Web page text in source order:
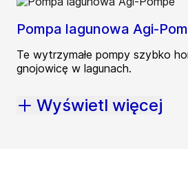
Pompa lagunowa Agi-
Te wytrzymałe pompy szybko
gnojowicę w lagunach.
Wyświetl więcej